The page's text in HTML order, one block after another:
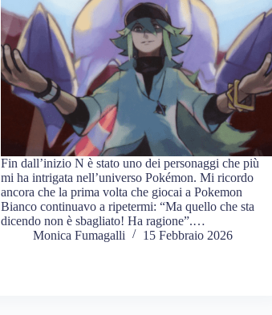
Fin dall’inizio N è stato uno dei personaggi che più
mi ha intrigata nell’universo Pokémon. Mi ricordo
ancora che la prima volta che giocai a Pokemon
Bianco continuavo a ripetermi: “Ma quello che sta
dicendo non è sbagliato! Ha ragione”.…
Monica Fumagalli
15 Febbraio 2026